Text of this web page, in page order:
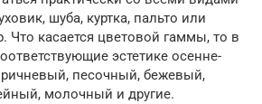
шуба, куртка, пальто или
Что касается цветовой гаммы, то в
эстетике осенне-
песочный, бежевый,
молочный и другие.